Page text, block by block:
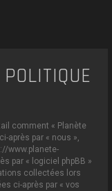
comment « Planète
après par « nous »,
www.planete-
par « logiciel phpBB »
collectées lors
ci-après par « vos